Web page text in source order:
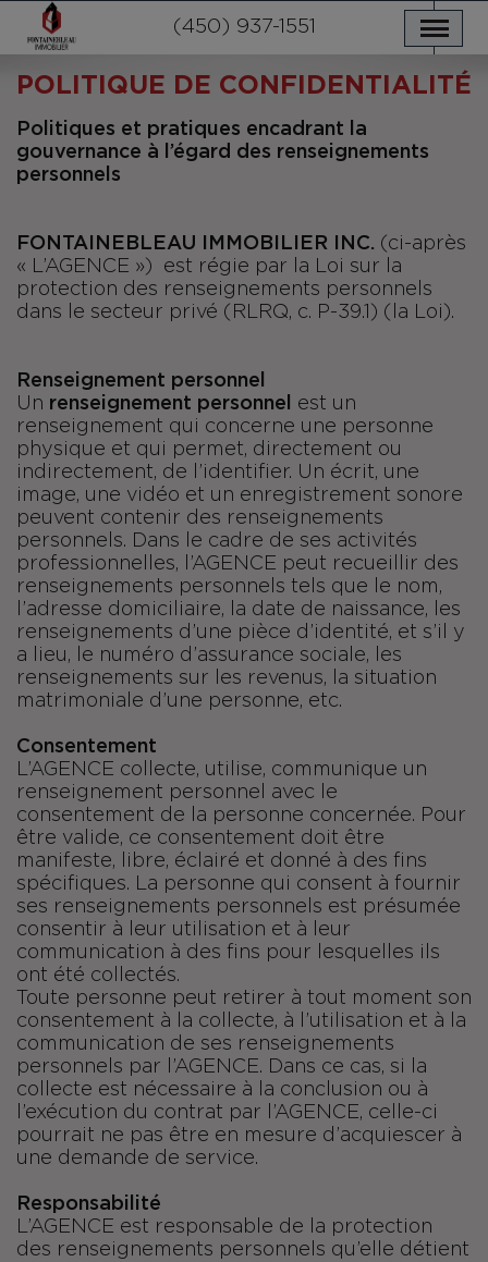
SERVICES
NOUVELLES
NOUS JOINDRE
POLITIQUE DE CONFIDENTIALITÉ
(450) 937-1551
POLITIQUE DE CONFIDENTIALITÉ
Po litiques et pratiques encadrant la
gouvernance à l’égard des renseignements
personnels
FONTAINEBLEAU IMMOBILIER INC. (ci-après
« L’AGENCE ») est régie par la Loi sur la
protection des renseignements personnels
dans le secteur privé (RLRQ, c. P-39.1) (la Loi).
Renseignement personnel
Un renseignement personnel est un
renseignement qui concerne une personne
physique et qui permet, directement ou
indirectement, de l’identifier. Un écrit, une
image, une vidéo et un enregistrement sonore
peuvent contenir des renseignements
personnels. Dans le cadre de ses activités
professionnelles, l’AGENCE peut recueillir des
renseignements personnels tels que le nom,
l’adresse domiciliaire, la date de naissance, les
renseignements d’une pièce d’identité, et s’il y
a lieu, le numéro d’assurance sociale, les
renseignements sur les revenus, la situation
matrimoniale d’une personne, etc.
Consentement
L’AGENCE collecte, utilise, communique un
renseignement personnel avec le
consentement de la personne concernée. Pour
être valide, ce consentement doit être
manifeste, libre, éclairé et donné à des fins
spécifiques. La personne qui consent à fournir
ses renseignements personnels est présumée
consentir à leur utilisation et à leur
communication à des fins pour lesquelles ils
ont été collectés.
Toute personne peut retirer à tout moment son
consentement à la collecte, à l’utilisation et à la
communication de ses renseignements
personnels par l’AGENCE. Dans ce cas, si la
collecte est nécessaire à la conclusion ou à
l’exécution du contrat par l’AGENCE, celle-ci
pourrait ne pas être en mesure d’acquiescer à
une demande de service.
Responsabilité
L’AGENCE est responsable de la protection
des renseignements personnels qu’elle détient